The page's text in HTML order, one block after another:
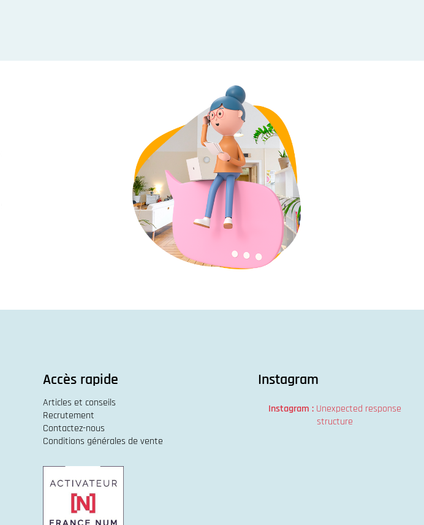
Accès rapide
Articles et conseils
Recrutement
Contactez-nous
Conditions générales de vente
Instagram
Instagram : Unexpected response
structure